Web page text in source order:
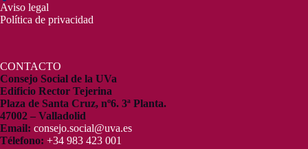
Aviso legal
Política de privacidad
CONTACTO
Consejo Social de la UVa
Edificio Rector Tejerina
Plaza de Santa Cruz, nº6. 3ª Planta.
47002 – Valladolid
Email: consejo.social@uva.es
Télefono: +34 983 423 001